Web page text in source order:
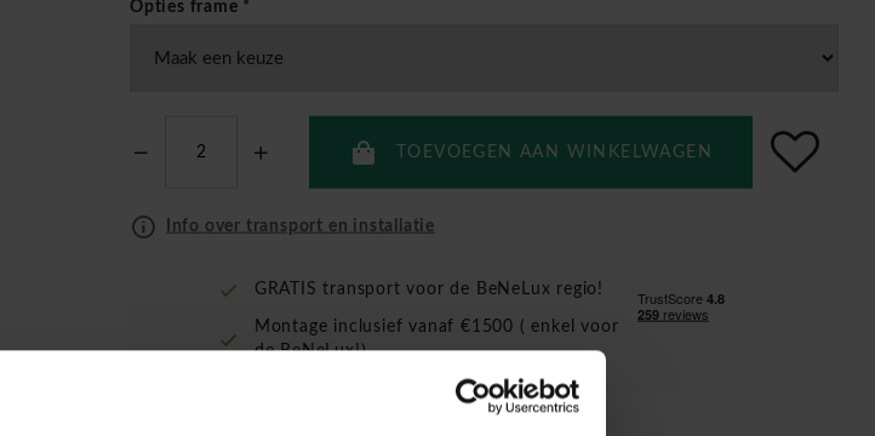
Opties frame *
TOEVOEGEN AAN WINKELWAGEN
Info over transport en installatie
GRATIS transport voor de BeNeLux regio!
Montage inclusief vanaf €1500 ( enkel voor
de BeNeLux!)